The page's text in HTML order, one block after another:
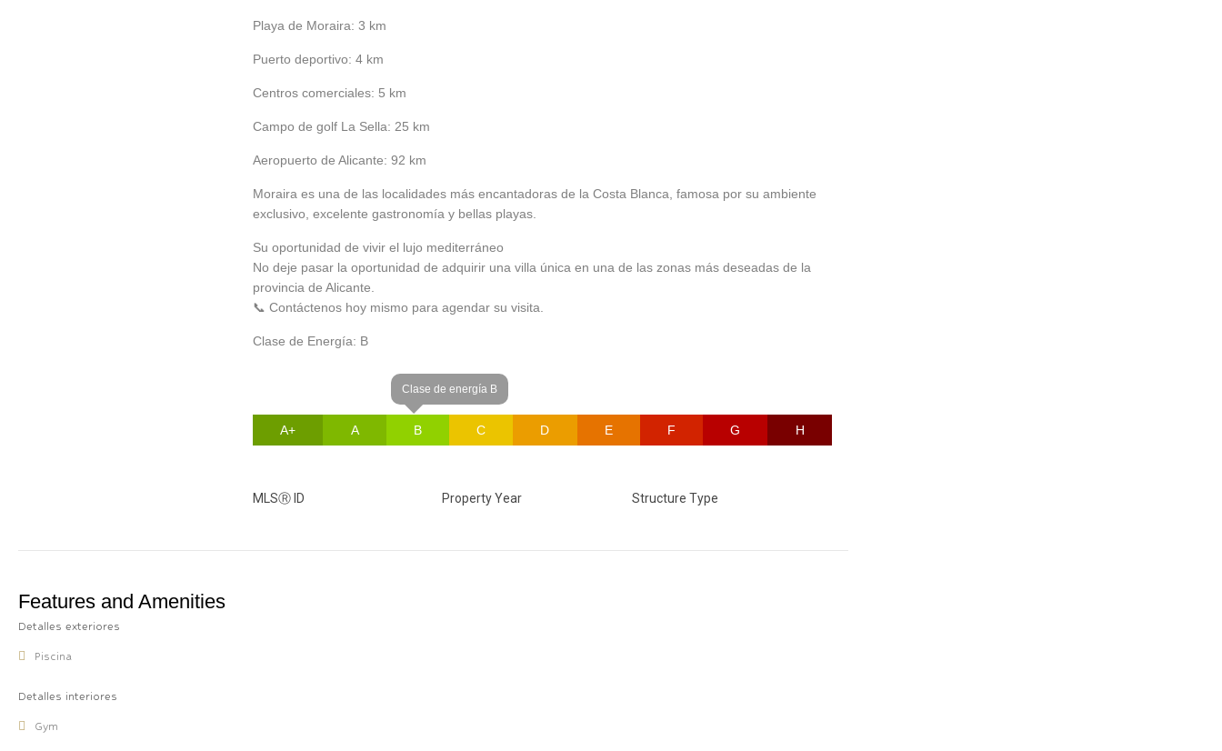
Playa de Moraira: 3 km
Puerto deportivo: 4 km
Centros comerciales: 5 km
Campo de golf La Sella: 25 km
Aeropuerto de Alicante: 92 km
Moraira es una de las localidades más encantadoras de la Costa Blanca, famosa por su ambiente
exclusivo, excelente gastronomía y bellas playas.
Su oportunidad de vivir el lujo mediterráneo
No deje pasar la oportunidad de adquirir una villa única en una de las zonas más deseadas de la
provincia de Alicante.
📞 Contáctenos hoy mismo para agendar su visita.
Clase de Energía: B
A+ A
Clase de energía B
B C D E F G H
MLSⓇID Property Year Structure Type
Features and Amenities
Detalles exteriores
Piscina
Detalles interiores
Gym